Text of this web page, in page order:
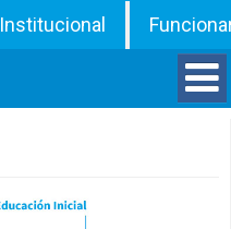
Institucional